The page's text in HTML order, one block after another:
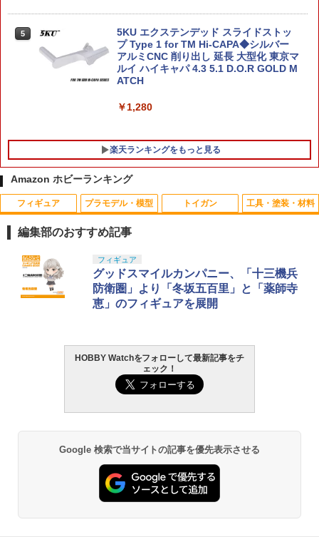
￥2,970
5
5KU エクステンデッド スライドストッ
プ Type 1 for TM Hi-CAPA◆シルバー
アルミCNC 削り出し 延長 大型化 東京マ
ルイ ハイキャパ 4.3 5.1 D.O.R GOLD M
ATCH
￥1,280
楽天ランキングをもっと見る
1 タミヤ 87022 モリブデングリス
￥440
2
タミヤ OP.1032 ネジロック剤 （嫌気性
ジェルタイプ）
京商 ミニッツレーサー用 ワイドハイグ
￥484
アーテック ドキドキ！宝石の原石発掘体
Amazon ホビーランキング
フィギュア
1
TAMASHII NATIONS S.H.フィギュアー
ツ（真骨彫製法） 仮面ライダーBLACK
RX 約150mm PVC&ABS&布製 塗装済み
可動フィギュア
タカラトミー(TAKARA TOMY) T-SPAR
K トランスフォーマー ニューレジェンズ
TAMASHII NATIONS S.H.フィギュアー
ツ ONE PIECE シャンクス -マリンフォ
ード頂上決戦- 約165mm PVC&ABS&布
プラモデル・模型
1
BANDAI SPIRITS(バンダイ スピリッツ)
HG 機動新世紀ガンダムX ガンダムレオ
パルド 1/144スケール 色分け済みプラモ
デル
BANDAI SPIRITS(バンダイ スピリッツ)
機動警察パトレイバー EZY RG 1/48 AV-
みプラモデル
BANDAI SPIRITS(バンダイ スピリッツ)
30MS SIS-J00 メルンジャ[カラーA] 色
トイガン
1
東京マルイ(TOKYO MARUI) No.25 コル
ト ガバメント HG 18歳以上エアーHOP
ハンドガン
￥3,384
東京マルイ (TOKYO MARUI) ガスブロー
バックマシンガン No.14 20式 5.56mm
小銃 18歳以上 ガスブローバック
￥220,000
東京マルイ(TOKYO MARUI) No.21 H&K
USP HG 18歳以上エアーHOPハンドガン
￥3,409
工具・塗装・材料
1
LOCTITE(ロックタイト) シールはがし
プレミアム 220ml
￥962
GSIクレオス Mr.トップコート 水性プレ
ミアムトップコートスプレー 光沢 88ml
ホビー用仕上材 B601
￥748
タミヤ クラフトツールシリーズ No.123
先細薄刃ニッパー (ゲートカット用) プラ
モデル用工具 74123
編集部のおすすめ記事
フィギュア
グッドスマイルカンパニー、「十三機兵
防衛圏」より「冬坂五百里」と「薬師寺
恵」のフィギュアを展開
HOBBY Watchをフォローして最新記事をチ
ェック！
Google 検索で当サイトの記事を優先表示させる